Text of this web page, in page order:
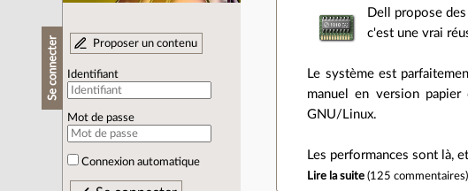
Se connecter Proposer un contenu
Identifiant
Mot de passe
Connexion automatique
Dell propose
c'est une vrai
Le système est
manuel en version
GNU/Linux.
Les performances sont là,
Lire la suite (125 commentaires